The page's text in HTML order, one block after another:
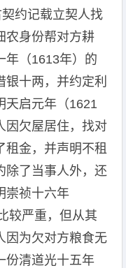
约记载立契人找
农身份帮对方耕
年（1613年）的
十两，并约定利
天启元年（1621
因欠屋居住，找对
租金，并声明不租
除了当事人外，还
崇祯十六年
较严重，但从其
因为欠对方粮食无
份清道光十五年